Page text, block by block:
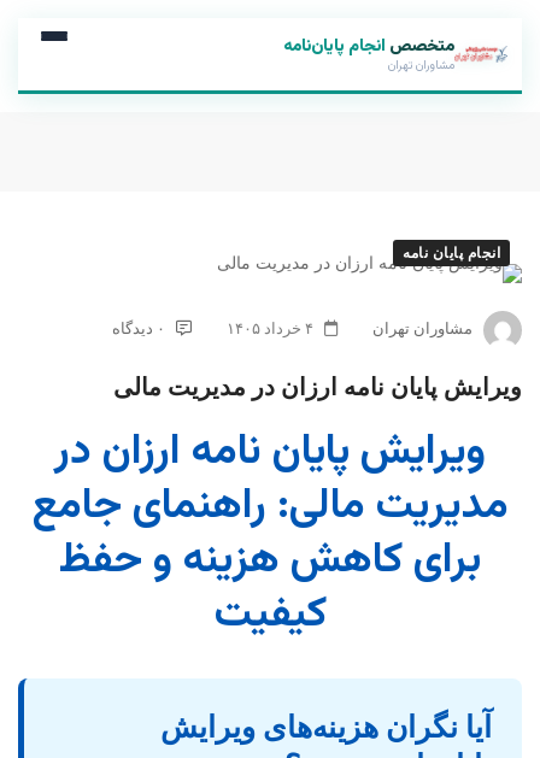
متخصص انجام پایان‌نامه
مشاوران تهران
انجام پایان نامه
مشاوران تهران ۴ خرداد ۱۴۰۵ ۰ دیدگاه
ویرایش پایان نامه ارزان در مدیریت مالی
ویرایش پایان نامه ارزان در
مدیریت مالی: راهنمای جامع
برای کاهش هزینه و حفظ
کیفیت
آیا نگران هزینه‌های ویرایش